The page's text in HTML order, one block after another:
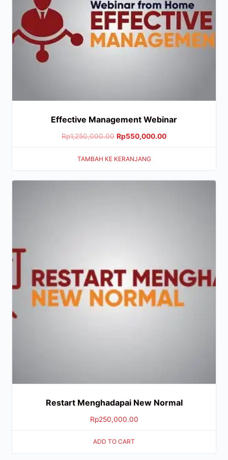
Effective Management Webinar
Rp1,250,000.00 Rp550,000.00
TAMBAH KE KERANJANG
Restart Menghadapai New Normal
Rp250,000.00
ADD TO CART